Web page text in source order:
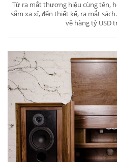
Từ ra mắt thương hiệu cùng tên,
sắm xa xỉ, đến thiết kế, ra mắt
về hàng tỷ USD